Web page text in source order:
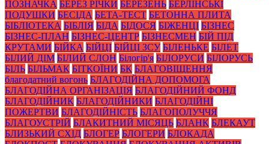
ПОЗНАЧКА БЕРЕЗ РІЧКИ БЕРЕЗЕНЬ БЕРЛІНСЬКІ
ПОДУШКИ БЕСІДА БЕТА-ТЕСТ БЕТОННА ПЛИТА
БІБЛІОТЕКА БІБЛІЯ БІДА БІДОСЯ БІЖЕНЦІ БІЗНЕС
БІЗНЕС-ПЛАН БІЗНЕС-ЦЕНТР БІЗНЕСМЕН БІЙ ПІД
КРУТАМИ БІЙКА БІЙЦІ БІЙЦІ ЗСУ БІЛЕНЬКЕ БІЛЕТ
БІЛИЙ ДІМ БІЛИЙ СЛОН Білогір'я БІЛОРУСИ БІЛОРУСЬ
БІЛЬ БІЛЬМАК БІТКОЇНИ БК БЛАГОВІЩЕННЯ
благодатний вогонь БЛАГОДІЙНА ДОПОМОГА
БЛАГОДІЙНА ОРГАНІЗАЦІЯ БЛАГОДІЙНИЙ ФОНД
БЛАГОДІЙНИК БЛАГОДІЙНИКИ БЛАГОДІЙНІ
ПОЖЕРТВИ БЛАГОДІЙНІСТЬ БЛАГОПОЛУЧЧЯ
БЛАГОУСТРІЙ БЛАКИТНИЙ МІСЯЦЬ БЛАНК БЛЕКАУТ
БЛИЗЬКИЙ СХІД БЛОГЕР БЛОГЕРИ БЛОКАДА